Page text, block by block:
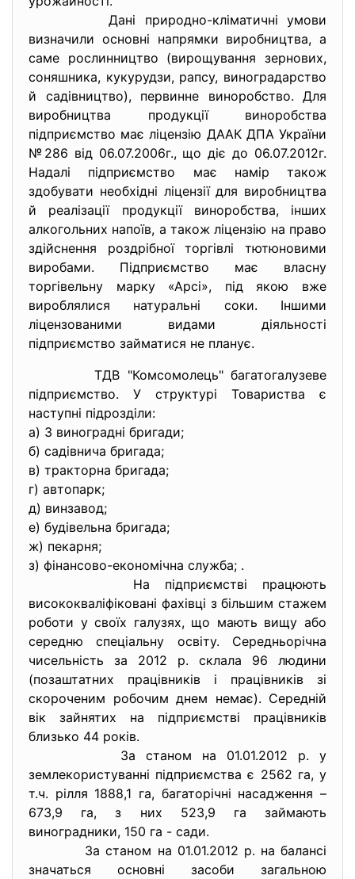
Дані природно-кліматичні умови
визначили основні напрямки виробництва, а
саме рослинництво (вирощування зернових,
соняшника, кукурудзи, рапсу, виноградарство
й садівництво), первинне виноробство. Для
виробництва продукції виноробства
підприємство має ліцензію ДААК ДПА України
№286 від 06.07.2006г., що діє до 06.07.2012г.
Надалі підприємство має намір також
здобувати необхідні ліцензії для виробництва
й реалізації продукції виноробства, інших
алкогольних напоїв, а також ліцензію на право
здійснення роздрібної торгівлі тютюновими
виробами. Підприємство має власну
торгівельну марку «Арсі», під якою вже
вироблялися натуральні соки. Іншими
ліцензованими видами діяльності
підприємство займатися не планує.
ТДВ "Комсомолець" багатогалузеве
підприємство. У структурі Товариства є
наступні підрозділи:
а) 3 виноградні бригади;
б) садівнича бригада;
в) тракторна бригада;
г) автопарк;
д) винзавод;
е) будівельна бригада;
ж) пекарня;
з) фінансово-економічна служба; .
На підприємстві працюють
висококваліфіковані фахівці з більшим стажем
роботи у своїх галузях, що мають вищу або
середню спеціальну освіту. Середньорічна
чисельність за 2012 р. склала 96 людини
(позаштатних працівників і працівників зі
скороченим робочим днем немає). Середній
вік зайнятих на підприємстві працівників
близько 44 років.
За станом на 01.01.2012 р. у
землекористуванні підприємства є 2562 га, у
т.ч. рілля 1888,1 га, багаторічні насадження –
673,9 га, з них 523,9 га займають
виноградники, 150 га - сади.
За станом на 01.01.2012 р. на балансі
значаться основні засоби загальною